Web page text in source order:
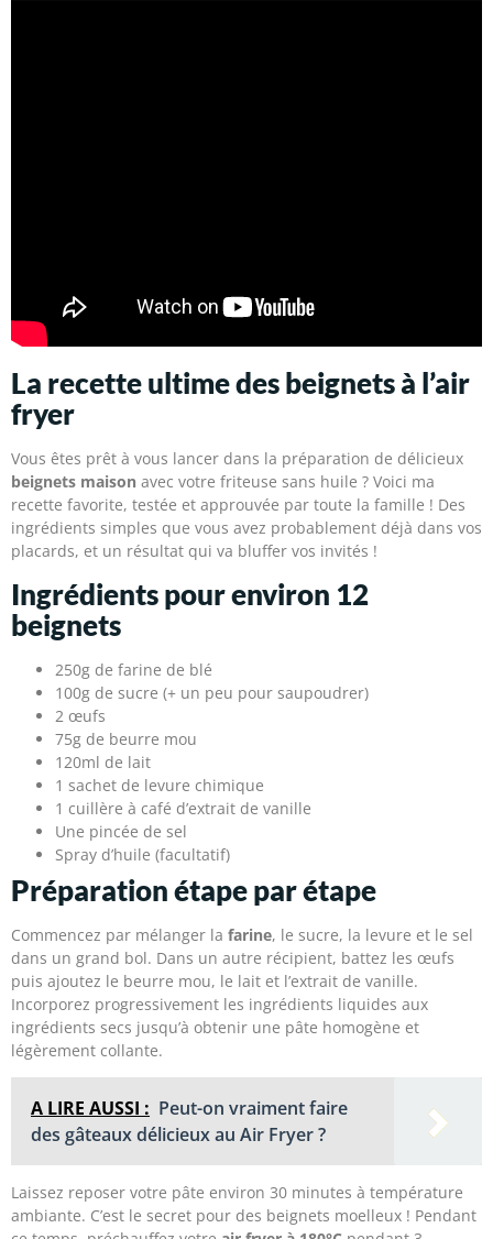
La recette ultime des beignets à l’air
fryer
Vous êtes prêt à vous lancer dans la préparation de délicieux
beignets maison avec votre friteuse sans huile ? Voici ma
recette favorite, testée et approuvée par toute la famille ! Des
ingrédients simples que vous avez probablement déjà dans vos
placards, et un résultat qui va bluffer vos invités !
Ingrédients pour environ 12
beignets
250g de farine de blé
100g de sucre (+ un peu pour saupoudrer)
2 œufs
75g de beurre mou
120ml de lait
1 sachet de levure chimique
1 cuillère à café d’extrait de vanille
Une pincée de sel
Spray d’huile (facultatif)
Préparation étape par étape
Commencez par mélanger la farine, le sucre, la levure et le sel
dans un grand bol. Dans un autre récipient, battez les œufs
puis ajoutez le beurre mou, le lait et l’extrait de vanille.
Incorporez progressivement les ingrédients liquides aux
ingrédients secs jusqu’à obtenir une pâte homogène et
légèrement collante.
A LIRE AUSSI : Peut-on vraiment faire
des gâteaux délicieux au Air Fryer ?
Laissez reposer votre pâte environ 30 minutes à température
ambiante. C’est le secret pour des beignets moelleux ! Pendant